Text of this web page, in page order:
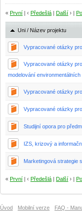
« První | ‹ Předešlá Další › |
Uni / Název projektu
Vypracované otázky
Vypracované otázky
modelování environmentálních
Vypracované otázky
Vypracované otázky
Studijní opora pro
IZS, krizový a
Marketingová strategie
« První | ‹ Předešlá Další › |
Úvod Mobilní verze FAQ -